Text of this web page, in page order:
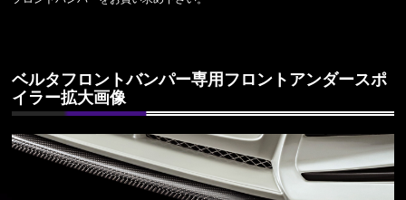
ベルタフロントバンパー専用フロントアンダースポ
イラー拡大画像